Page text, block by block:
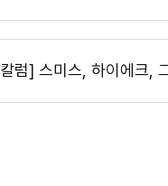
럼] 스미스, 하이에크,